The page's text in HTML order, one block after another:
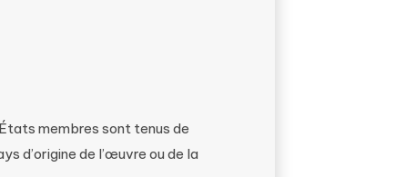
membres sont tenus de
d’origine de l’œuvre ou de la